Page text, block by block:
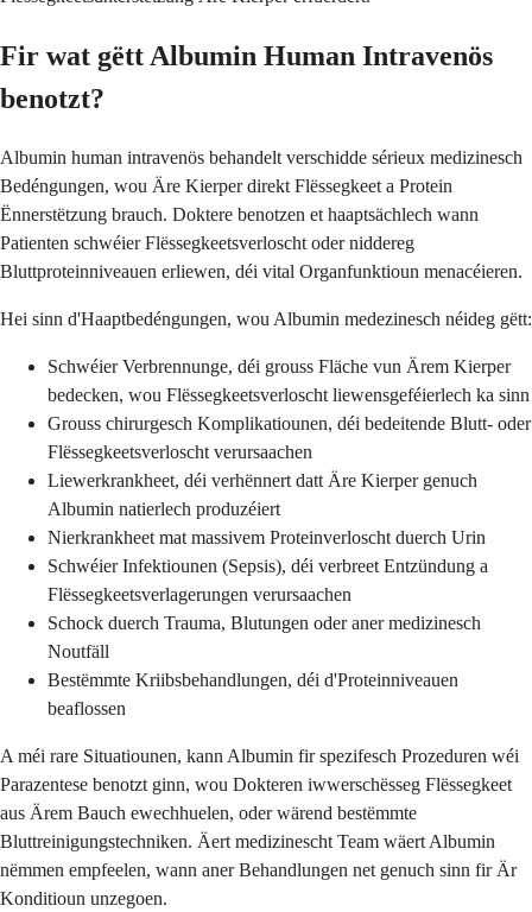
Fir wat gëtt Albumin Human Intravenös
benotzt?
Albumin human intravenös behandelt verschidde sérieux medizinesch
Bedéngungen, wou Äre Kierper direkt Flëssegkeet a Protein
Ënnerstëtzung brauch. Doktere benotzen et haaptsächlech wann
Patienten schwéier Flëssegkeetsverloscht oder niddereg
Bluttproteinniveauen erliewen, déi vital Organfunktioun menacéieren.
Hei sinn d'Haaptbedéngungen, wou Albumin medezinesch néideg gëtt:
Schwéier Verbrennunge, déi grouss Fläche vun Ärem Kierper
bedecken, wou Flëssegkeetsverloscht liewensgeféierlech ka sinn
Grouss chirurgesch Komplikatiounen, déi bedeitende Blutt- oder
Flëssegkeetsverloscht verursaachen
Liewerkrankheet, déi verhënnert datt Äre Kierper genuch
Albumin natierlech produzéiert
Nierkrankheet mat massivem Proteinverloscht duerch Urin
Schwéier Infektiounen (Sepsis), déi verbreet Entzündung a
Flëssegkeetsverlagerungen verursaachen
Schock duerch Trauma, Blutungen oder aner medizinesch
Noutfäll
Bestëmmte Kriibsbehandlungen, déi d'Proteinniveauen
beaflossen
A méi rare Situatiounen, kann Albumin fir spezifesch Prozeduren wéi
Parazentese benotzt ginn, wou Dokteren iwwerschësseg Flëssegkeet
aus Ärem Bauch ewechhuelen, oder wärend bestëmmte
Bluttreinigungstechniken. Äert medizinescht Team wäert Albumin
nëmmen empfeelen, wann aner Behandlungen net genuch sinn fir Är
Konditioun unzegoen.